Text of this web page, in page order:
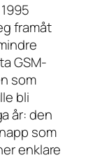
framåt
GSM-
som
bli
år: den
som
enklare